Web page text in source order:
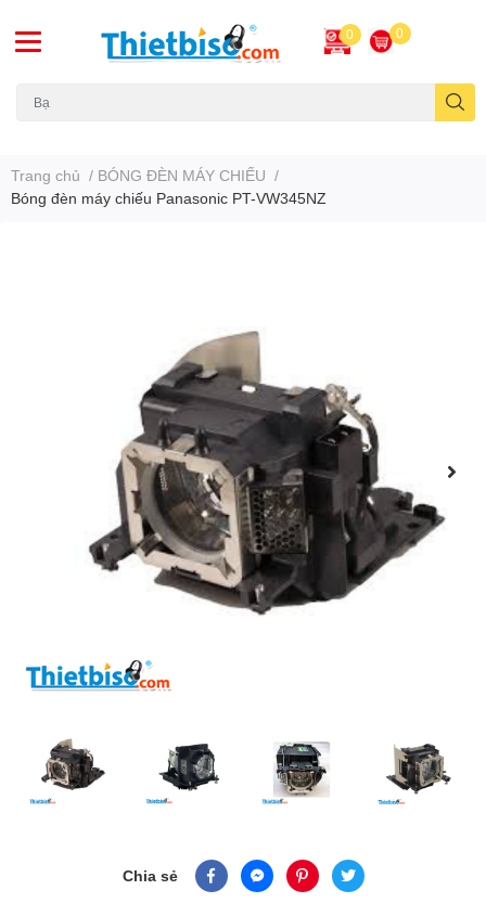
0 0
Trang chủ / BÓNG ĐÈN MÁY CHIẾU /
Bóng đèn máy chiếu Panasonic PT-VW345NZ
Chia sẻ